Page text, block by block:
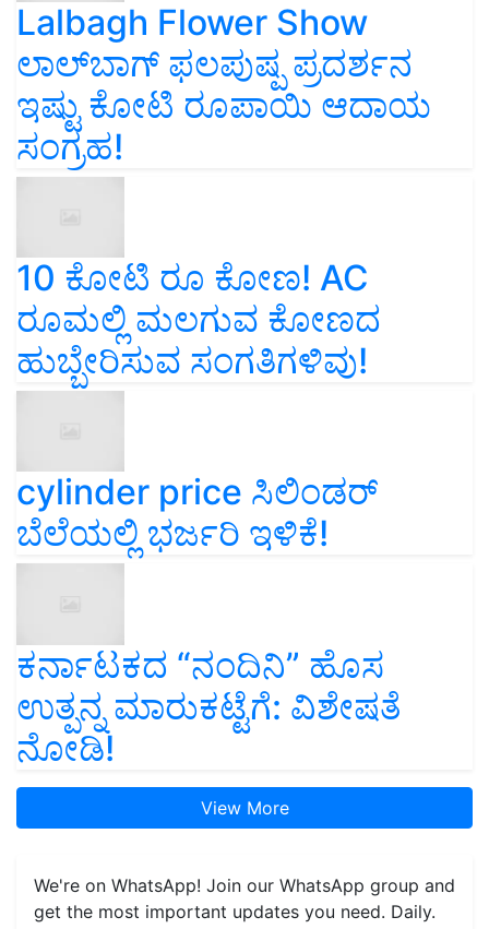
Lalbagh Flower Show
ಲಾಲ್‌ಬಾಗ್ ಫಲಪುಷ್ಪ ಪ್ರದರ್ಶನ
ಇಷ್ಟು ಕೋಟಿ ರೂಪಾಯಿ ಆದಾಯ
ಸಂಗ್ರಹ!
10 ಕೋಟಿ ರೂ ಕೋಣ! AC
ರೂಮಲ್ಲಿ ಮಲಗುವ ಕೋಣದ
ಹುಬ್ಬೇರಿಸುವ ಸಂಗತಿಗಳಿವು!
cylinder price ಸಿಲಿಂಡರ್‌
ಬೆಲೆಯಲ್ಲಿ ಭರ್ಜರಿ ಇಳಿಕೆ!
ಕರ್ನಾಟಕದ “ನಂದಿನಿ” ಹೊಸ
ಉತ್ಪನ್ನ ಮಾರುಕಟ್ಟೆಗೆ: ವಿಶೇಷತೆ
ನೋಡಿ!
View More
We're on WhatsApp! Join our WhatsApp group and
get the most important updates you need. Daily.